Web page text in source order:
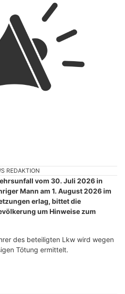
REDAKTION
vom 30. Juli 2026 in
Mann am 1. August 2026 im
erlag, bittet die
um Hinweise zum
des beteiligten Lkw wird wegen
Tötung ermittelt.